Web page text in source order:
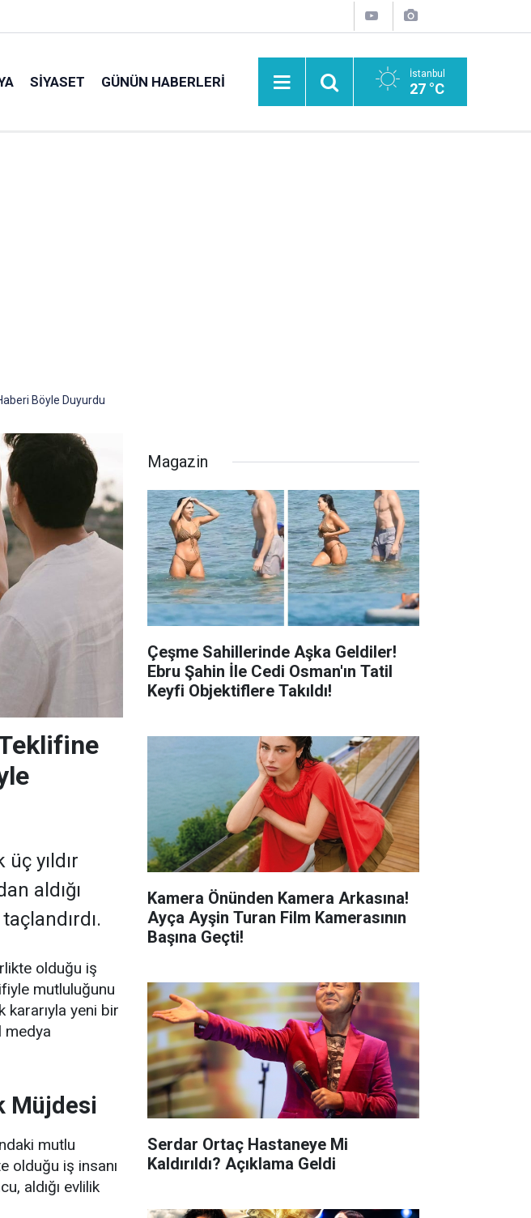
SIYASET GÜNÜN HABERLERI İstanbul
27 °C
Böyle Duyurdu
yıldır
aldığı
olduğu iş
mutluluğunu
kararıyla yeni bir
medya
Müjdesi
mutlu
olduğu iş insanı
aldığı evlilik
Magazin
Çeşme Sahillerinde Aşka Geldiler!
Ebru Şahin İle Cedi Osman'ın Tatil
Keyfi Objektiflere Takıldı!
Kamera Önünden Kamera Arkasına!
Ayça Ayşin Turan Film Kamerasının
Başına Geçti!
Serdar Ortaç Hastaneye Mi
Kaldırıldı? Açıklama Geldi